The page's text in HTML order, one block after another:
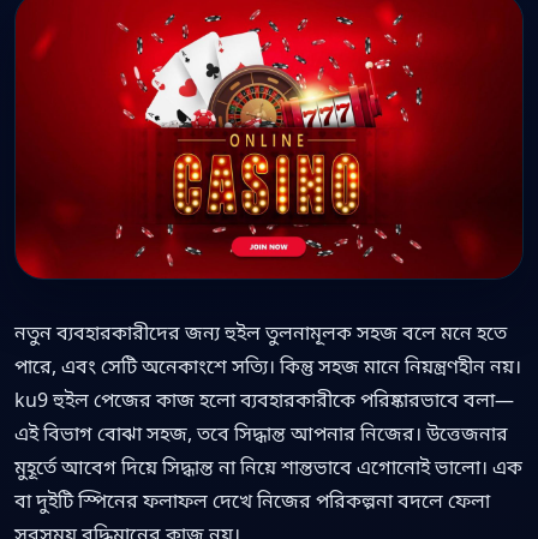
নতুন ব্যবহারকারীদের জন্য হুইল তুলনামূলক সহজ বলে মনে হতে
পারে, এবং সেটি অনেকাংশে সত্যি। কিন্তু সহজ মানে নিয়ন্ত্রণহীন নয়।
ku9 হুইল পেজের কাজ হলো ব্যবহারকারীকে পরিষ্কারভাবে বলা—
এই বিভাগ বোঝা সহজ, তবে সিদ্ধান্ত আপনার নিজের। উত্তেজনার
মুহূর্তে আবেগ দিয়ে সিদ্ধান্ত না নিয়ে শান্তভাবে এগোনোই ভালো। এক
বা দুইটি স্পিনের ফলাফল দেখে নিজের পরিকল্পনা বদলে ফেলা